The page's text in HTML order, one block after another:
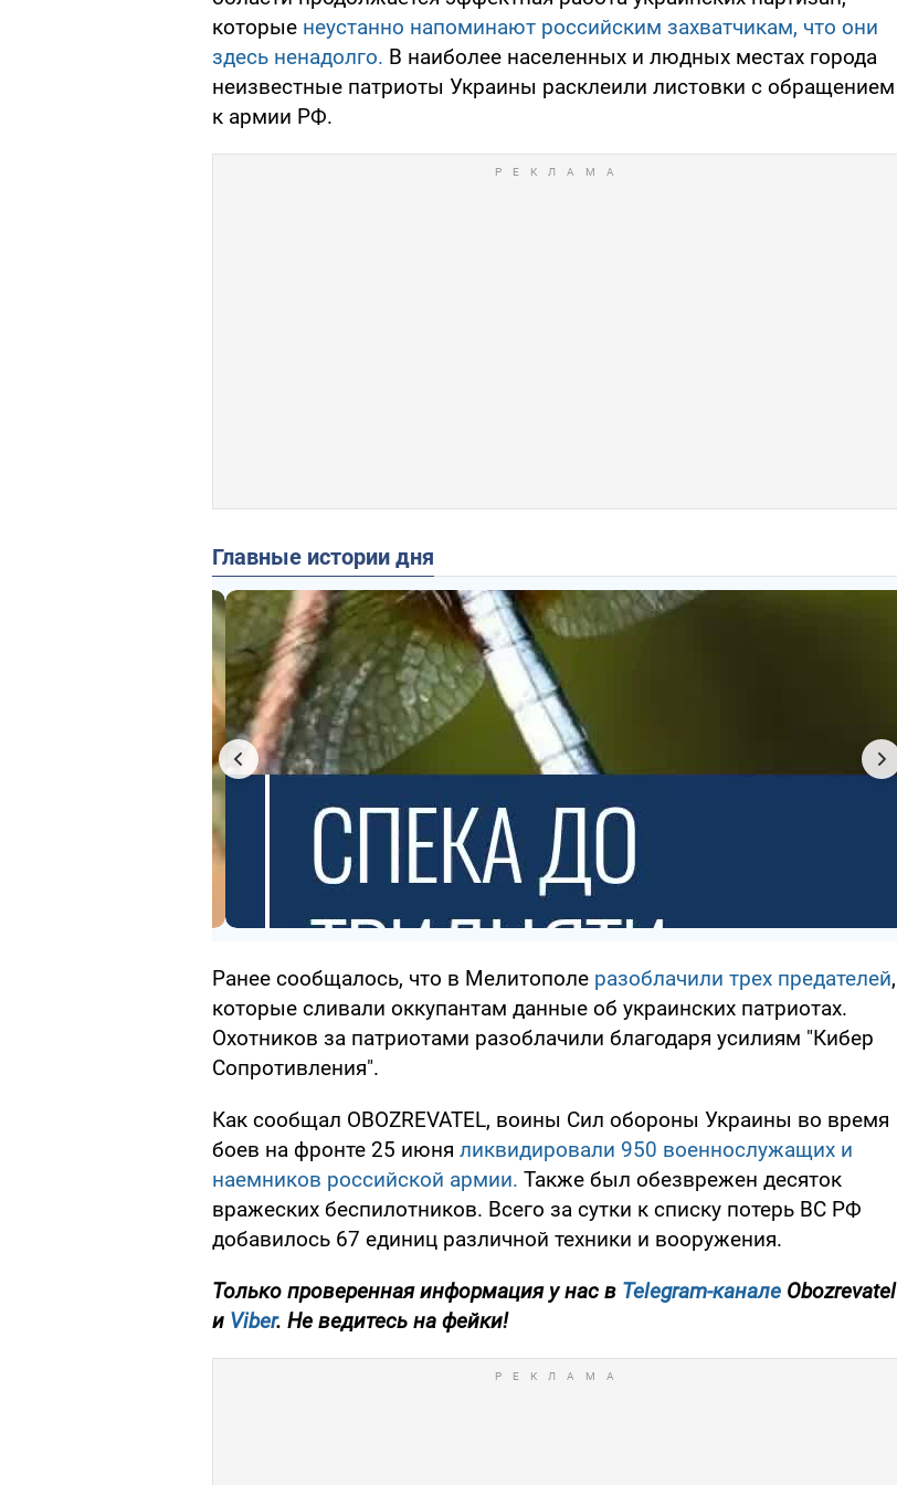
которые неустанно напоминают российским захватчикам, что они
здесь ненадолго. В наиболее населенных и людных местах города
неизвестные патриоты Украины расклеили листовки с обращением
к армии РФ.
Главные истории дня
Ранее сообщалось, что в Мелитополе разоблачили трех предателей,
которые сливали оккупантам данные об украинских патриотах.
Охотников за патриотами разоблачили благодаря усилиям "Кибер
Сопротивления".
Как сообщал OBOZREVATEL, воины Сил обороны Украины во время
боев на фронте 25 июня ликвидировали 950 военнослужащих и
наемников российской армии. Также был обезврежен десяток
вражеских беспилотников. Всего за сутки к списку потерь ВС РФ
добавилось 67 единиц различной техники и вооружения.
Только проверенная информация у нас в Telegram-канале Obozrevatel
и Viber. Не ведитесь на фейки!